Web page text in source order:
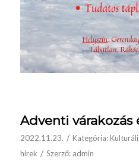
Adventi várakozás
2022.11.23. / Kategória:
hírek / Szerző: admin